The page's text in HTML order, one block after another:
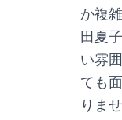
か複
田夏
い雰
ても
りま